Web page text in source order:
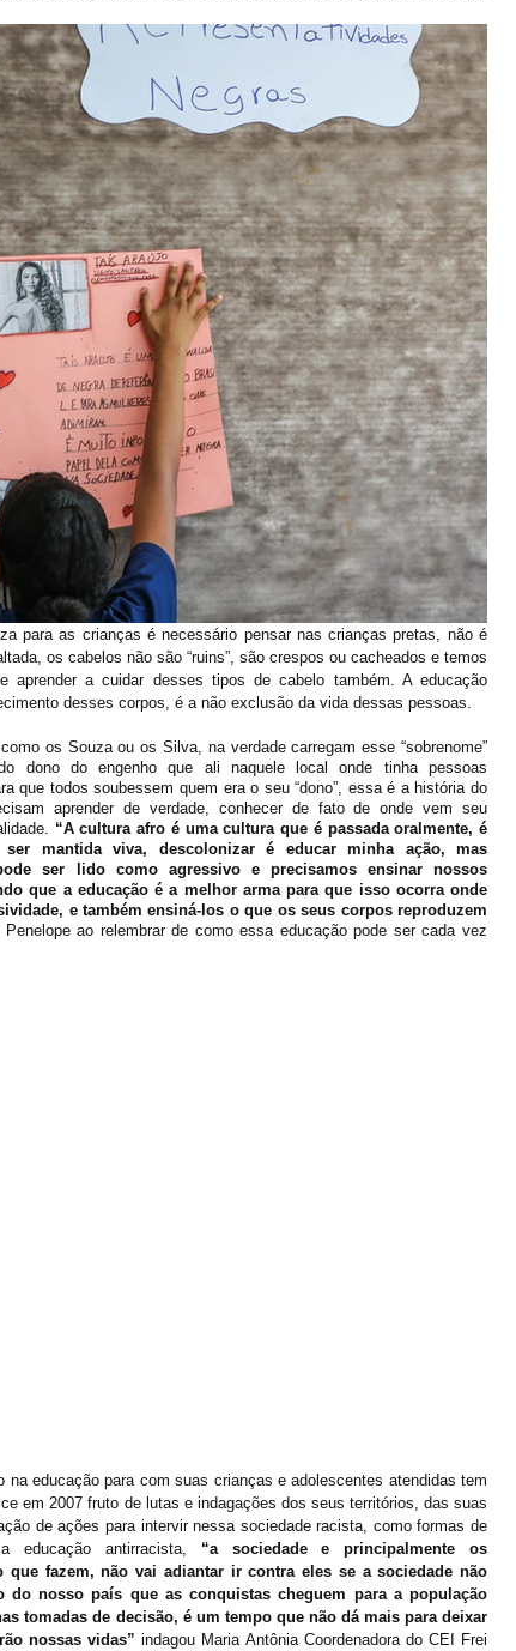
para as crianças é necessário pensar nas crianças pretas, não é
os cabelos não são “ruins”, são crespos ou cacheados e temos
aprender a cuidar desses tipos de cabelo também. A educação
desses corpos, é a não exclusão da vida dessas pessoas.
os Souza ou os Silva, na verdade carregam esse “sobrenome”
dono do engenho que ali naquele local onde tinha pessoas
que todos soubessem quem era o seu “dono”, essa é a história do
aprender de verdade, conhecer de fato de onde vem seu
“A cultura afro é uma cultura que é passada oralmente, é
mantida viva, descolonizar é educar minha ação, mas
ser lido como agressivo e precisamos ensinar nossos
que a educação é a melhor arma para que isso ocorra onde
e também ensiná-los o que os seus corpos reproduzem
Penelope ao relembrar de como essa educação pode ser cada vez
educação para com suas crianças e adolescentes atendidas tem
em 2007 fruto de lutas e indagações dos seus territórios, das suas
de ações para intervir nessa sociedade racista, como formas de
educação antirracista, “a sociedade e principalmente os
que fazem, não vai adiantar ir contra eles se a sociedade não
nosso país que as conquistas cheguem para a população
tomadas de decisão, é um tempo que não dá mais para deixar
nossas vidas” indagou Maria Antônia Coordenadora do CEI Frei